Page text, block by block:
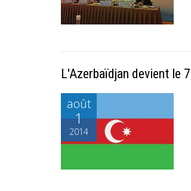
L'Azerbaïdjan devient le
août
1
2014